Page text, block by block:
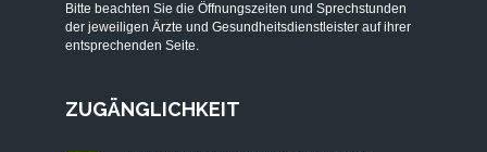
Bitte beachten Sie die Öffnungszeiten und Sprechstunden
der jeweiligen Ärzte und Gesundheitsdienstleister auf ihrer
entsprechenden Seite.
ZUGÄNGLICHKEIT